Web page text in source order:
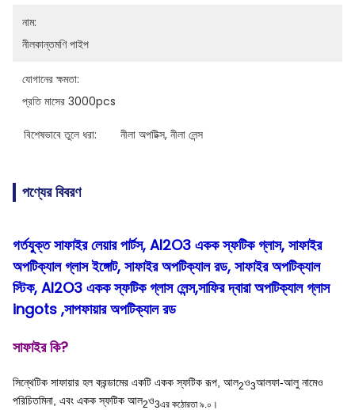
নাম:
নীলকান্তমণি পাইপ
যোগানের ক্ষমতা:
প্রতি মাসের 3000pcs
বিশেষভাবে তুলে ধরা: নীলা অপটিক্স, নীলা লেন্স
পণ্যের বিবরণ
গর্তযুক্ত সাফাইর লেয়ার পার্টস, Al2O3 একক স্ফটিক গ্লাস, সাফাইর
অপটিক্যাল গ্লাস ইঙ্গোট, সাফাইর অপটিক্যাল রড, সাফাইর অপটিক্যাল
স্টিক, Al2O3 একক স্ফটিক গ্লাস লেন্স,সাফির দ্বারা অপটিক্যাল গ্লাস
ingots ,সাপফায়ার অপটিক্যাল রড
সাফাইর কি?
সিন্থেটিক সাফায়ার হল করন্ডামের একটি একক স্ফটিক রূপ, আল2ও3আলফা-আলু নামেও
পরিচিতমিনা, এবং একক স্ফটিক আল2ও3এর কঠোরতা ৯.০।